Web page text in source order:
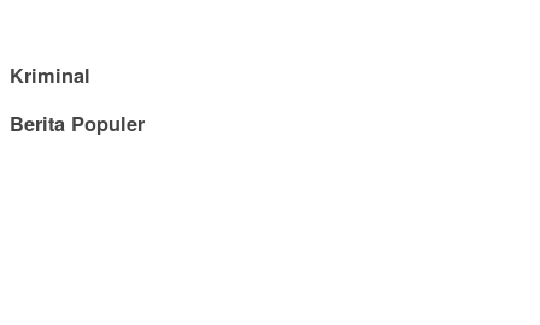
Kriminal
Berita Populer